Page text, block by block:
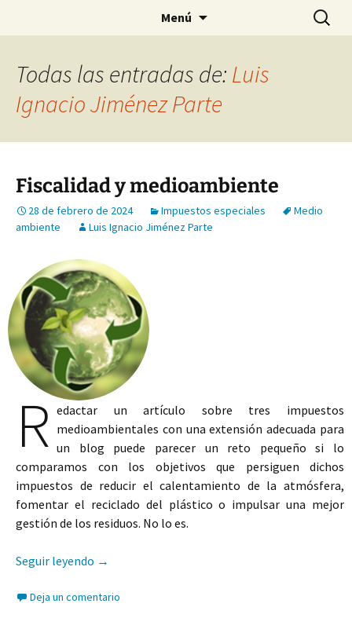
Menú Buscar:
Todas las entradas de: Luis
Ignacio Jiménez Parte
Fiscalidad y medioambiente
28 de febrero de 2024 Impuestos especiales
Medio
ambiente
Luis Ignacio Jiménez Parte
R edactar un artículo sobre tres impuestos
medioambientales con una extensión adecuada para
un blog puede parecer un reto pequeño si lo
comparamos con los objetivos que persiguen dichos
impuestos de reducir el calentamiento de la atmósfera,
fomentar el reciclado del plástico o impulsar una mejor
gestión de los residuos. No lo es.
Seguir leyendo Fiscalidad y medioambiente
→
Deja un comentario